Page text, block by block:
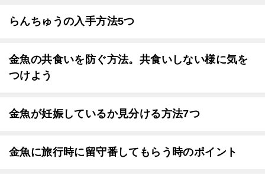
らんちゅうの入手方法5つ
金魚の共食いを防ぐ方法。共食いしない様に気を
つけよう
金魚が妊娠しているか見分ける方法7つ
金魚に旅行時に留守番してもらう時のポイント